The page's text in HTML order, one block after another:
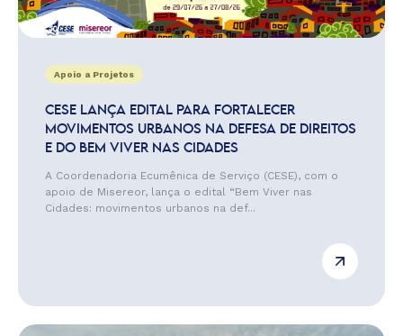
Apoio a Projetos
CESE LANÇA EDITAL PARA FORTALECER
MOVIMENTOS URBANOS NA DEFESA DE DIREITOS
E DO BEM VIVER NAS CIDADES
A Coordenadoria Ecumênica de Serviço (CESE), com o
apoio de Misereor, lança o edital “Bem Viver nas
Cidades: movimentos urbanos na def...